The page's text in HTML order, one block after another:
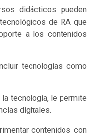
didácticos pueden
de RA que
a los contenidos
tecnologías como
la tecnología, le permite
digitales.
contenidos con